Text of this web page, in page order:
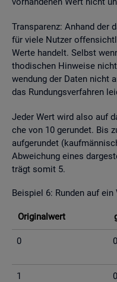
Trans­pa­renz: An­hand der
für viele Nut­zer
Werte han­delt. Selbst
tho­di­schen Hin­wei­se
wen­dung der Daten nicht
das Run­dungs­ver­fah­ren
Jeder Wert wird also auf
che von 10 ge­run­det. Bis
auf­ge­run­det
Ab­wei­chung eines
trägt somit 5.
Bei­spiel 6: Run­den auf
Ori­gi­nal­wert
0 0
1 0